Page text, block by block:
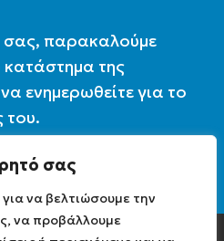
σας
να βελτιώσουμε την
να προβάλλουμε
σας, παρακαλούμε
κατάστημα της
ενημερωθείτε για το
του.
: 07:30 – 16:00